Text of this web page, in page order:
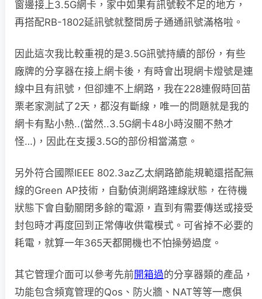
窗邊接上3.5G網卡，家中如果有訊號較不足的地方，
再搭配RB-1802延訊號就整間房子通通訊號滿格啦。
因此這次我比較重視的是3.5G訊號持續的部份，有些
廠牌的分享器在接上網卡後，有時會出現網卡燈號是連
線中且有訊號，但卻連不上網路，我在228連假時回苗
栗老家測試了2天，都沒有斷線，唯一的問題就是我的
網卡有點小熱..(當然..3.5G網卡48小時沒關不熱才
怪…)，因此在支援3.5G的部份相當滿意。
另外符合國際IEEE 802.3az乙太網路節能規範還搭配無
線的Green AP技術，自動偵測網路連線狀態，在待機
狀態下會自動關閉多餘的電源，直到有需要傳送或接受
封包時才再度回到正常傳收供電模式。可省掉不必要的
耗電，就算一年365天都開機也不怕操勞過度。
其它管理介面可以參考先前開箱過的分享器類的產品，
功能包含頻寬管理的Qos、防火牆、NAT等等一應俱